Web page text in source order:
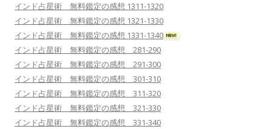
インド占星術 無料鑑定の感想 1311-1320
インド占星術 無料鑑定の感想 1321-1330
インド占星術 無料鑑定の感想 1331-1340
インド占星術 無料鑑定の感想 281-290
インド占星術 無料鑑定の感想 291-300
インド占星術 無料鑑定の感想 301-310
インド占星術 無料鑑定の感想 311-320
インド占星術 無料鑑定の感想 321-330
インド占星術 無料鑑定の感想 331-340